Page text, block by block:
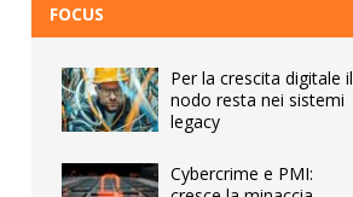
FOCUS
Per la crescita digitale il
nodo resta nei sistemi
legacy
Cybercrime e PMI: